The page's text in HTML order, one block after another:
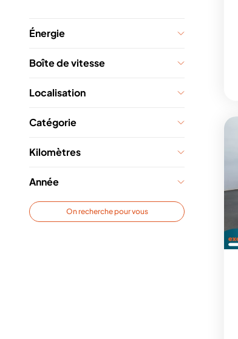
Énergie
Boîte de vitesse
Localisation
Catégorie
Kilomètres
Année
On recherche pour vous